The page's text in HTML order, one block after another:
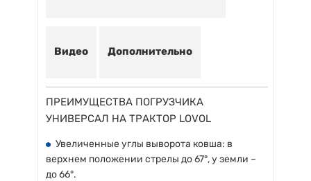
Видео Дополнительно
ПРЕИМУЩЕСТВА ПОГРУЗЧИКА
УНИВЕРСАЛ НА ТРАКТОР LOVOL
Увеличенные углы выворота ковша: в
верхнем положении стрелы до 67°, у земли –
до 66°.